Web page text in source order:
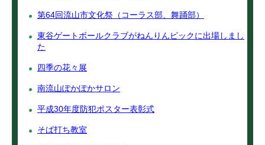
第64回流山市文化祭（コーラス部、舞踊部）
東谷ゲートボールクラブがねんりんピックに出場しまし
た
四季の花々展
南流山ぽかぽかサロン
平成30年度防犯ポスター表彰式
そば打ち教室